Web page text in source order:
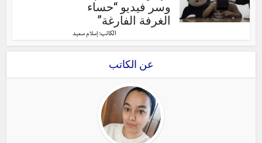
وسر فيديو “حساء
الغرفة الفارغة”
الكاتب: إسلام سعيد
عن الكاتب